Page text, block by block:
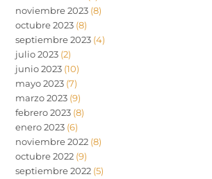
noviembre 2023 (8)
octubre 2023 (8)
septiembre 2023 (4)
julio 2023 (2)
junio 2023 (10)
mayo 2023 (7)
marzo 2023 (9)
febrero 2023 (8)
enero 2023 (6)
noviembre 2022 (8)
octubre 2022 (9)
septiembre 2022 (5)